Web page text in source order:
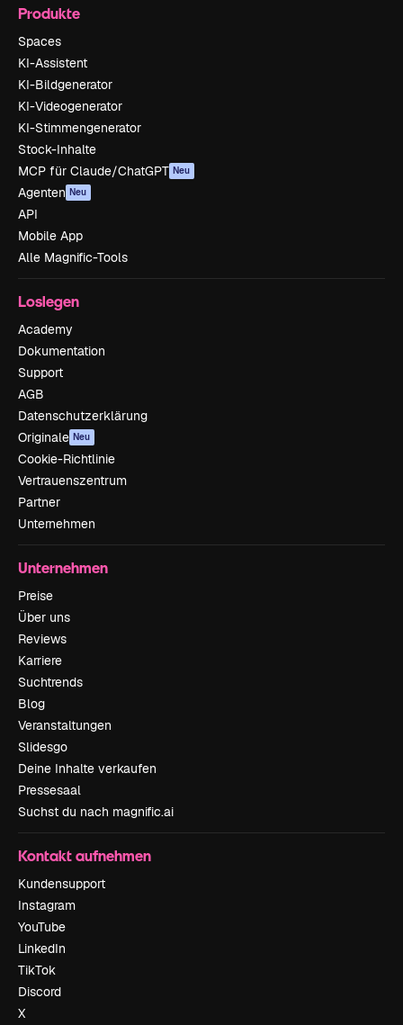
Produkte
Spaces
KI-Assistent
KI-Bildgenerator
KI-Videogenerator
KI-Stimmengenerator
Stock-Inhalte
MCP für Claude/ChatGPT Neu
Agenten Neu
API
Mobile App
Alle Magnific-Tools
Loslegen
Academy
Dokumentation
Support
AGB
Datenschutzerklärung
Originale Neu
Cookie-Richtlinie
Vertrauenszentrum
Partner
Unternehmen
Unternehmen
Preise
Über uns
Reviews
Karriere
Suchtrends
Blog
Veranstaltungen
Slidesgo
Deine Inhalte verkaufen
Pressesaal
Suchst du nach magnific.ai
Kontakt aufnehmen
Kundensupport
Instagram
YouTube
LinkedIn
TikTok
Discord
X